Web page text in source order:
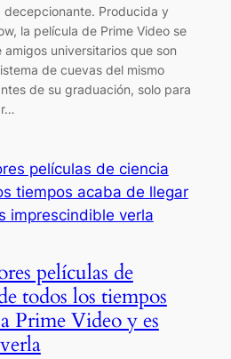
Producida y
la película de Prime Video se
universitarios que son
de cuevas del mismo
de su graduación, solo para
películas de
todos los tiempos
Prime Video y es